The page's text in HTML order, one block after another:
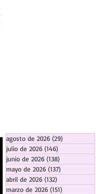
agosto de 2026 (29)
julio de 2026 (146)
junio de 2026 (138)
mayo de 2026 (137)
abril de 2026 (132)
marzo de 2026 (151)